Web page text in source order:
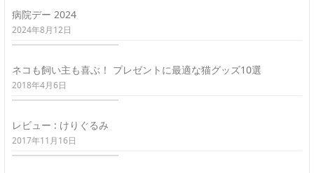
病院デー 2024
2024年8月12日
ネコも飼い主も喜ぶ！ プレゼントに最適な猫グッズ10選
2018年4月6日
レビュー : けりぐるみ
2017年11月16日